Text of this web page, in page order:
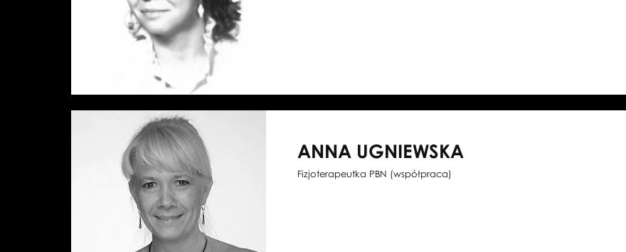
ANNA UGNIEWSKA
Fizjoterapeutka PBN (współpraca)